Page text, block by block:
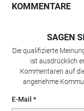
KOMMENTARE
SAGEN
Die qualifizierte
ist ausdrücklich
Kommentaren auf
angenehme
E-Mail